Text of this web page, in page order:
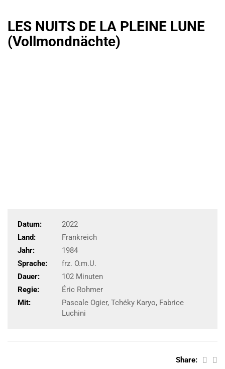
LES NUITS DE LA PLEINE LUNE
(Vollmondnächte)
Datum:
2022
Land:
Frankreich
Jahr:
1984
Sprache:
frz. O.m.U.
Dauer:
102 Minuten
Regie:
Éric Rohmer
Mit:
Pascale Ogier, Tchéky Karyo, Fabrice
Luchini
Share: